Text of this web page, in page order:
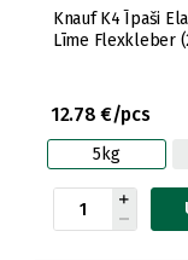
Knauf K4 Īpaši
Līme Flexkleber
12.78 €/pcs
5kg